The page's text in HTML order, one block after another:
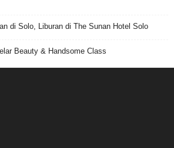
di Solo, Liburan di The Sunan Hotel Solo
Beauty & Handsome Class